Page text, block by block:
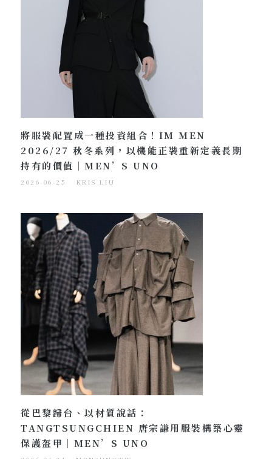
將服裝配置成一種投資組合！IM MEN
2026/27 秋冬系列，以機能正裝重新定義長期
持有的價值｜MEN’S UNO
2026-06-25 KRIS LIU
從巴黎歸台、以材質說話：
TANGTSUNGCHIEN 唐宗謙用服裝構築心靈
保護盔甲｜MEN’S UNO